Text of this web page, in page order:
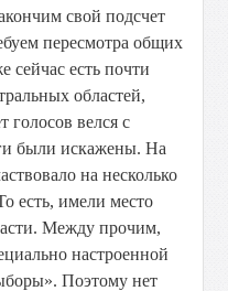
свой подсчет
пересмотра общих
сейчас есть почти
областей,
голосов велся с
были искажены. На
на несколько
есть, имели место
Между прочим,
настроенной
Поэтому нет